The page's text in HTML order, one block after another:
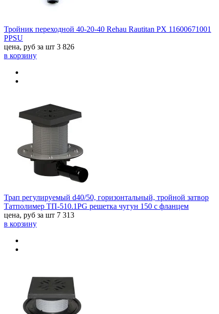
Тройник переходной 40-20-40 Rehau Rautitan PX 11600671001
PPSU
цена, руб за шт 3 826
в корзину
Трап регулируемый d40/50, горизонтальный, тройной затвор
Татполимер ТП-510.1PG решетка чугун 150 с фланцем
цена, руб за шт 7 313
в корзину